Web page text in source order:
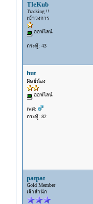
TleKub
Tracking !!
เข้าวงการ
ออฟไลน์
กระทู้: 43
hut
ศิษย์น้อง
ออฟไลน์
เพศ:
กระทู้: 82
patpat
Gold Member
เจ้าสำนัก